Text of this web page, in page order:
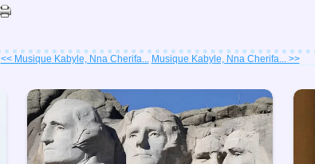
<< Musique Kabyle, Nna Cherifa... Musique Kabyle, Nna Cherifa... >>